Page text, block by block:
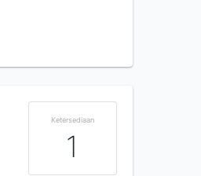
Ketersediaan
1